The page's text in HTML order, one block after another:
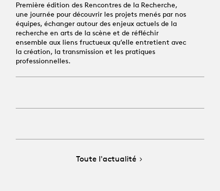
Première édition des Rencontres de la Recherche,
une journée pour découvrir les projets menés par nos
équipes, échanger autour des enjeux actuels de la
recherche en arts de la scène et de réfléchir
ensemble aux liens fructueux qu’elle entretient avec
la création, la transmission et les pratiques
professionnelles.
Toute l'actualité